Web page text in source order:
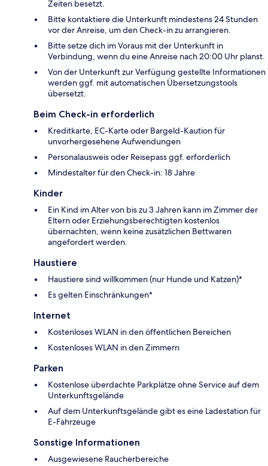
Zeiten besetzt.
Bitte kontaktiere die Unterkunft mindestens 24 Stunden
vor der Anreise, um den Check-in zu arrangieren.
Bitte setze dich im Voraus mit der Unterkunft in
Verbindung, wenn du eine Anreise nach 20:00 Uhr planst.
Von der Unterkunft zur Verfügung gestellte Informationen
werden ggf. mit automatischen Übersetzungstools
übersetzt.
Beim Check-in erforderlich
Kreditkarte, EC-Karte oder Bargeld-Kaution für
unvorhergesehene Aufwendungen
Personalausweis oder Reisepass ggf. erforderlich
Mindestalter für den Check-in: 18 Jahre
Kinder
Ein Kind im Alter von bis zu 3 Jahren kann im Zimmer der
Eltern oder Erziehungsberechtigten kostenlos
übernachten, wenn keine zusätzlichen Bettwaren
angefordert werden.
Haustiere
Haustiere sind willkommen (nur Hunde und Katzen)*
Es gelten Einschränkungen*
Internet
Kostenloses WLAN in den öffentlichen Bereichen
Kostenloses WLAN in den Zimmern
Parken
Kostenlose überdachte Parkplätze ohne Service auf dem
Unterkunftsgelände
Auf dem Unterkunftsgelände gibt es eine Ladestation für
E-Fahrzeuge
Sonstige Informationen
Ausgewiesene Raucherbereiche